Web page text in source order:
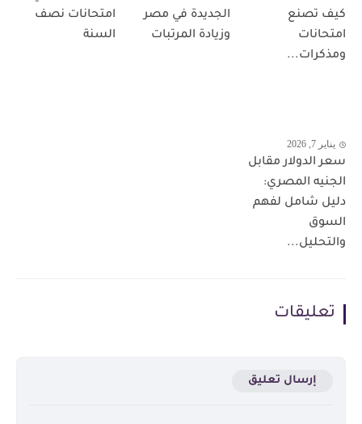
كيف تصنع
امتحانات
ومذكرات...
الجديدة في مصر
وزيادة المرتبات
امتحانات نصف
السنة
يناير 7, 2026
سعر الدولار مقابل
الجنيه المصري:
دليل شامل لفهم
السوق
والتحليل...
تعليقات
إرسال تعليق